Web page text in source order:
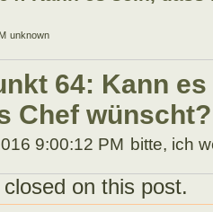
unknown
64: Kann
Chef wünscht?
9:00:12 PM bitte, ich
on this post.